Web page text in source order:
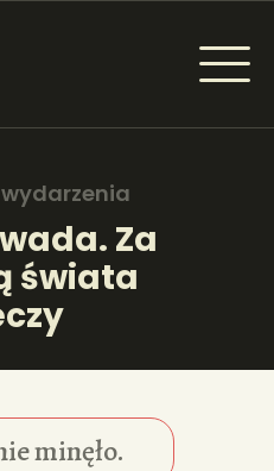
Za
świata
- NEWSY
minęło.